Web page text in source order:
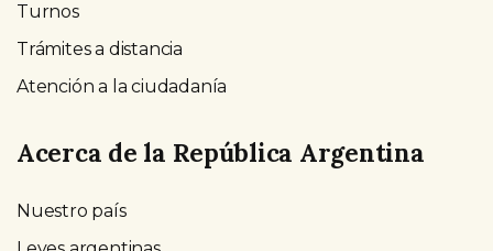
Turnos
Trámites a distancia
Atención a la ciudadanía
Acerca de la República Argentina
Nuestro país